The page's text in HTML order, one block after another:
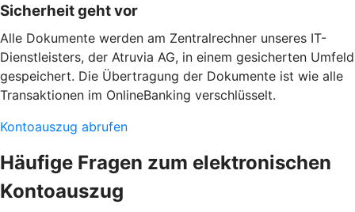
Sicherheit geht vor
Alle Dokumente werden am Zentralrechner unseres IT-
Dienstleisters, der Atruvia AG, in einem gesicherten Umfeld
gespeichert. Die Übertragung der Dokumente ist wie alle
Transaktionen im OnlineBanking verschlüsselt.
Kontoauszug abrufen
Häufige Fragen zum elektronischen
Kontoauszug